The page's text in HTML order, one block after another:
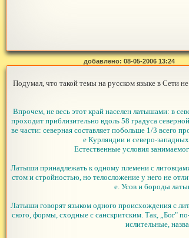
добавлено: 08-05-2006 13:24
Подумал, что такой темы на русском языке в Сети
Впрочем, не весь этот край населен латышами: в
проходит приблизительно вдоль 58 градуса
ве части: северная составляет побольше 1/3 всего
е Курляндии и северо-
Естественные условия
Латыши принадлежать к одному племени с
стом и стройностью, но телосложение у него не
е. Усов и бороды
Латыши говорят языком одного происхождения с
ского, формы, сходные с санскритским. Так, „Бог"
ислительные,